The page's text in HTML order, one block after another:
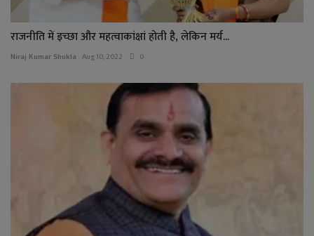
राजनीति में इच्छा और महत्वाकांक्षां होती है, लेकिन मर्य...
Niraj Kumar Shukla Aug 10, 2022 0